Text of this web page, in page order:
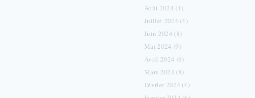
Août 2024 (1)
Juillet 2024 (4)
Juin 2024 (8)
Mai 2024 (9)
Avril 2024 (6)
Mars 2024 (8)
Février 2024 (4)